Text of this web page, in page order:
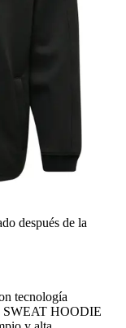
después de la
tecnología
HOODIE